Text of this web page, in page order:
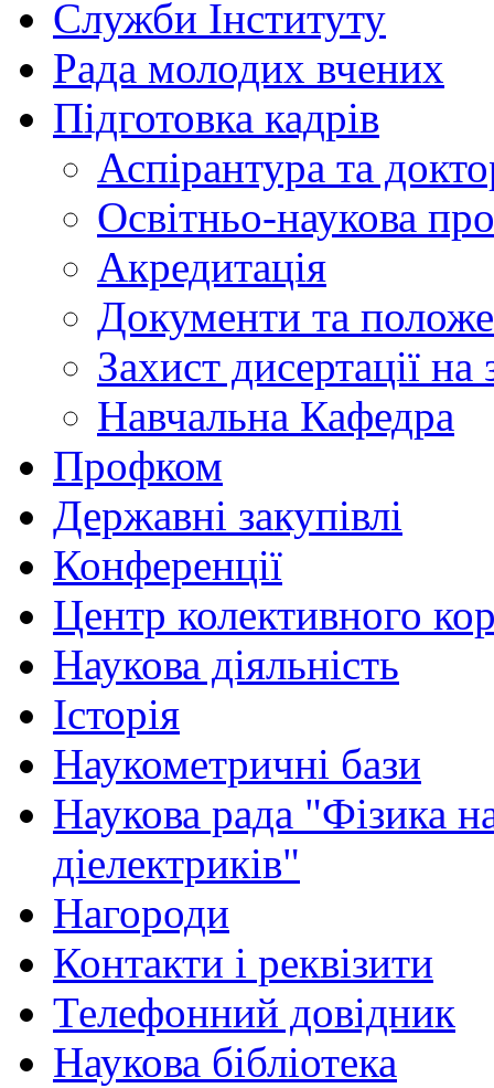
Служби Інституту
Рада молодих вчених
Підготовка кадрів
Аспірантура та
Освітньо-наукова
Акредитація
Документи та
Захист дисертації
Навчальна Кафедра
Профком
Державні закупівлі
Конференції
Центр колективного
Наукова діяльність
Історія
Наукометричні бази
Наукова рада "Фізика
діелектриків"
Нагороди
Контакти і реквізити
Телефонний довідник
Наукова бібліотека